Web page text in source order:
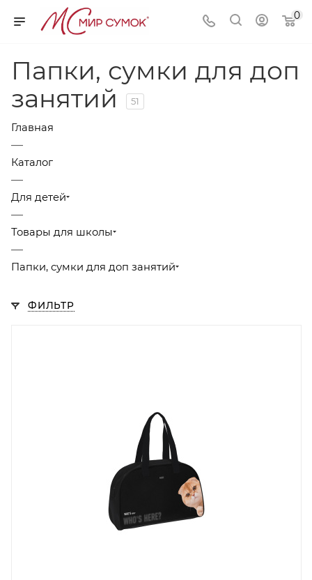
0
Папки, сумки для доп
занятий
51
Главная
—
Каталог
—
Для детей
—
Товары для школы
—
Папки, сумки для доп занятий
ФИЛЬТР